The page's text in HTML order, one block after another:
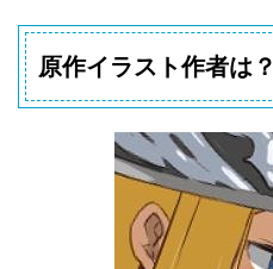
原作イラスト作者は？